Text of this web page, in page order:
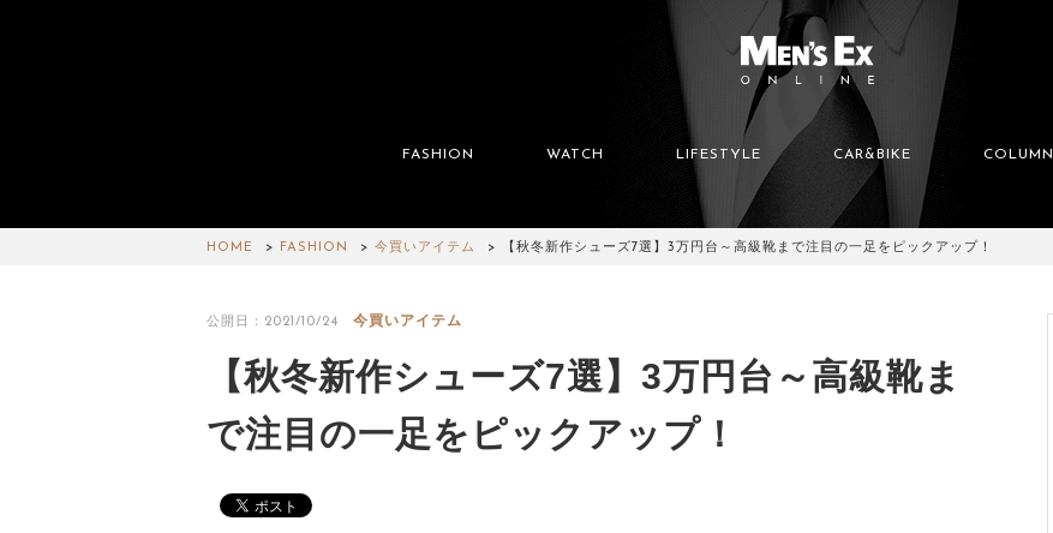
FASHION WATCH LIFESTYLE CAR&BIKE COLUMN
HOME FASHION 今買いアイテム 【秋冬新作シューズ7選】3万円台～高級靴まで注目の一足をピックアップ！
公開日：2021/10/24 今買いアイテム
【秋冬新作シューズ7選】3万円台～高級靴ま
で注目の一足をピックアップ！